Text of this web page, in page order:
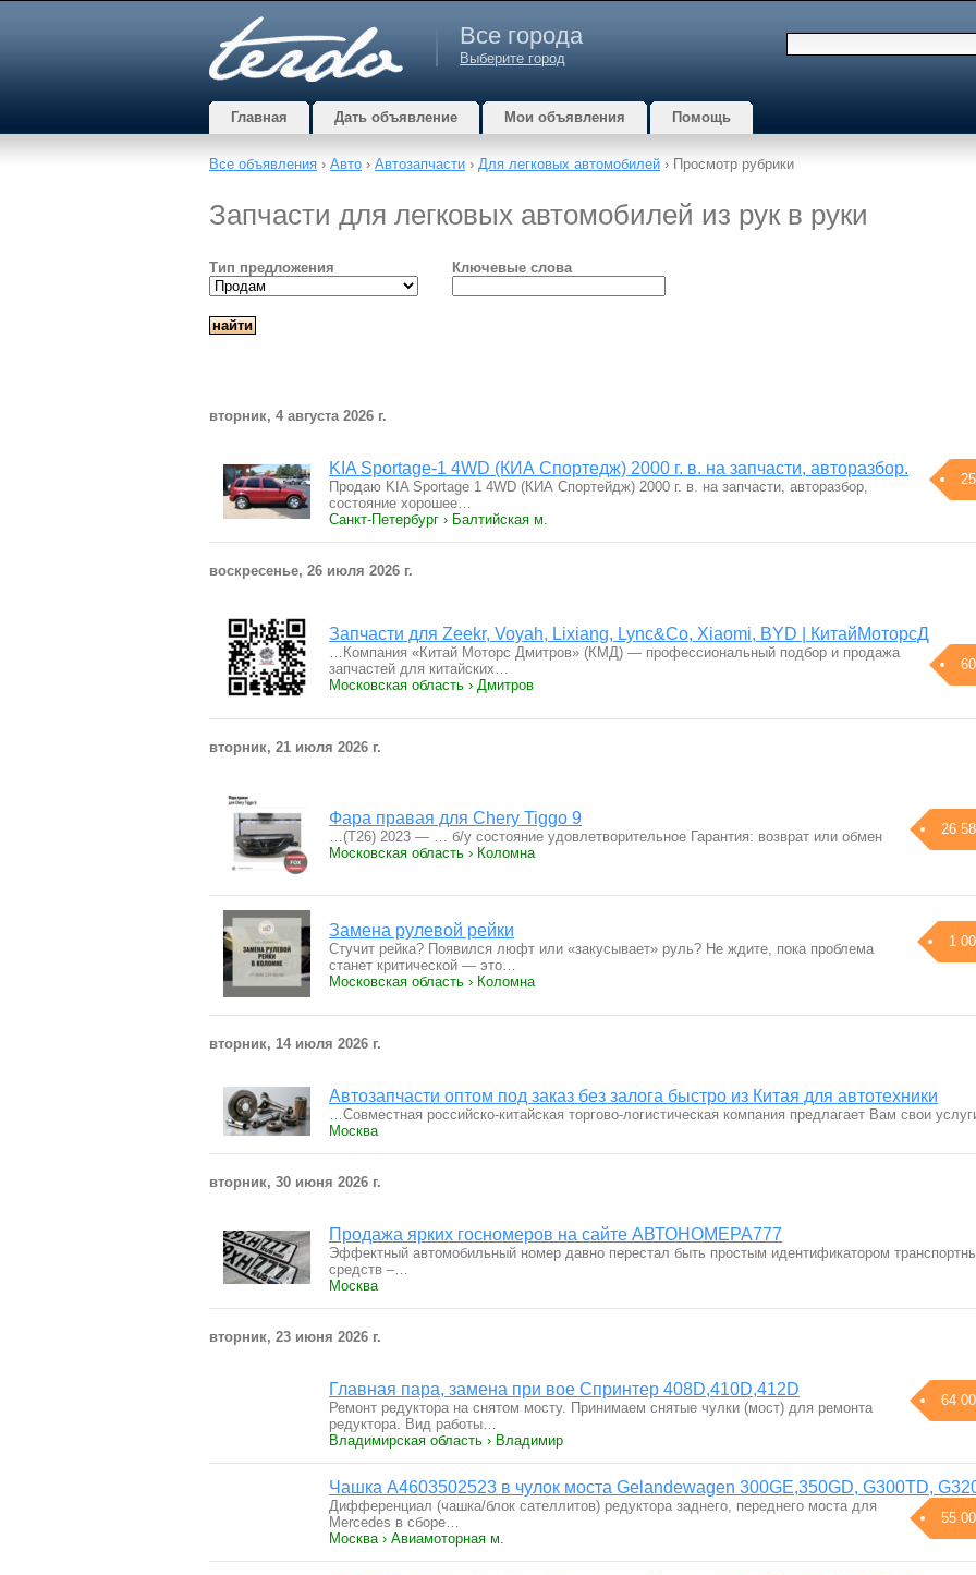
Все города
Выберите город
Главная Дать объявление Мои объявления Помощь
Все объявления › Авто › Автозапчасти › Для легковых автомобилей › Просмотр рубрики
Запчасти для легковых автомобилей из рук в руки
Тип предложения Ключевые слова
вторник, 4 августа 2026 г.
KIA Sportage-1 4WD (КИА Спортедж) 2000 г. в. на запчасти, авторазбор.
Продаю KIA Sportage 1 4WD (КИА Спортейдж) 2000 г. в. на запчасти, авторазбор,
состояние хорошее…
Санкт-Петербург › Балтийская м.
воскресенье, 26 июля 2026 г.
Запчасти для Zeekr, Voyah, Lixiang, Lync&Co, Xiaomi, BYD | КитайМоторсД
…Компания «Китай Моторс Дмитров» (КМД) — профессиональный подбор и продажа
запчастей для китайских…
Московская область › Дмитров
вторник, 21 июля 2026 г.
Фара правая для Chery Tiggo 9
26
…(T26) 2023 — … б/у состояние удовлетворительное Гарантия: возврат или обмен
Московская область › Коломна
Замена рулевой рейки
1
Стучит рейка? Появился люфт или «закусывает» руль? Не ждите, пока проблема
станет критической — это…
Московская область › Коломна
вторник, 14 июля 2026 г.
Автозапчасти оптом под заказ без залога быстро из Китая для автотехники
…Совместная российско-китайская торгово-логистическая компания предлагает Вам свои
Москва
вторник, 30 июня 2026 г.
Продажа ярких госномеров на сайте АВТОНОМЕРА777
Эффектный автомобильный номер давно перестал быть простым идентификатором
средств –…
Москва
вторник, 23 июня 2026 г.
Главная пара, замена при вое Спринтер 408D,410D,412D
64
Ремонт редуктора на снятом мосту. Принимаем снятые чулки (мост) для ремонта
редуктора. Вид работы…
Владимирская область › Владимир
Чашка A4603502523 в чулок моста Gelandewagen 300GE,350GD, G300TD,
55
Дифференциал (чашка/блок сателлитов) редуктора заднего, переднего моста для
Mercedes в сборе…
Москва › Авиамоторная м.